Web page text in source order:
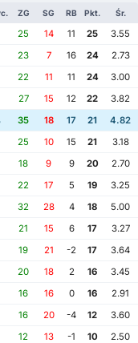
ZG SG RB Pkt. Śr.
25 14 11 25
3.55
23 7 16 24
2.73
22 11 11 24
3.00
27 15 12 22
3.82
35 18 17 21
4.82
25 10 15 21
3.18
18 9 9 20
2.70
22 17 5 19
3.25
32 28 4 18
5.00
21 15 6 17
3.27
19 21 -2 17
3.64
20 18 2 16
3.45
16 16 0 16
2.91
16 20 -4 12
3.60
12 13 -1 10
2.50